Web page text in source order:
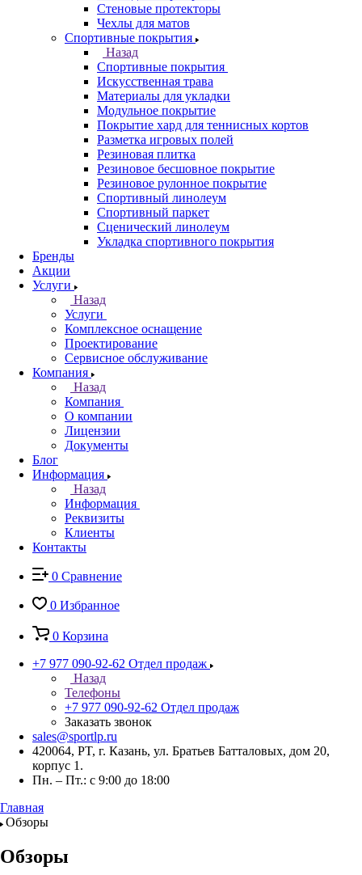
Стеновые протекторы
Чехлы для матов
Спортивные покрытия
Назад
Спортивные покрытия
Искусственная трава
Материалы для укладки
Модульное покрытие
Покрытие хард для теннисных кортов
Разметка игровых полей
Резиновая плитка
Резиновое бесшовное покрытие
Резиновое рулонное покрытие
Спортивный линолеум
Спортивный паркет
Сценический линолеум
Укладка спортивного покрытия
Бренды
Акции
Услуги
Назад
Услуги
Комплексное оснащение
Проектирование
Сервисное обслуживание
Компания
Назад
Компания
О компании
Лицензии
Документы
Блог
Информация
Назад
Информация
Реквизиты
Клиенты
Контакты
0 Сравнение
0 Избранное
0 Корзина
+7 977 090-92-62 Отдел продаж
Назад
Телефоны
+7 977 090-92-62 Отдел продаж
Заказать звонок
sales@sportlp.ru
420064, PT, г. Казань, ул. Братьев Батталовых, дом 20,
корпус 1.
Пн. – Пт.: с 9:00 до 18:00
Главная
Обзоры
Обзоры